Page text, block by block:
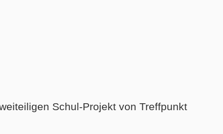
Schul-Projekt von Treffpunkt